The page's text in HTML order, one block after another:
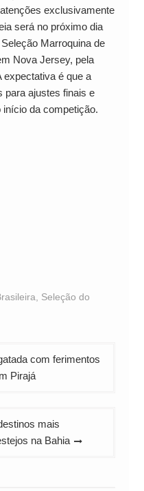
exclusivamente
será no próximo dia
Marroquina de
Nova Jersey, pela
expectativa é que a
para ajustes finais e
da competição.
Seleção do
com ferimentos
Pirajá
mais
na Bahia